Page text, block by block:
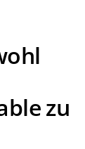
zu